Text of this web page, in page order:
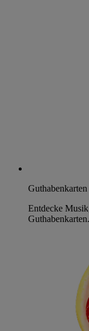
Guthabenkarten
Entdecke
Guthabenkarten.